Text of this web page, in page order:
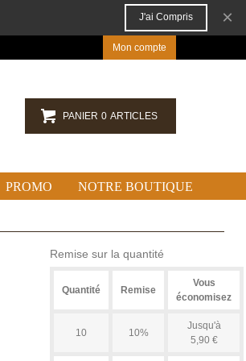
J'ai Compris ×
Mon compte
PANIER 0 ARTICLES
PROMO NOTRE BOUTIQUE
Remise sur la quantité
Quantité Remise
Vous
économisez
10 10%
Jusqu'à
5,90 €